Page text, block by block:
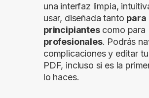
una interfaz limpia,
usar, diseñada tanto para
principiantescomo para
profesionales. Podrás
complicaciones y editar
PDF, incluso si es la
lo haces.